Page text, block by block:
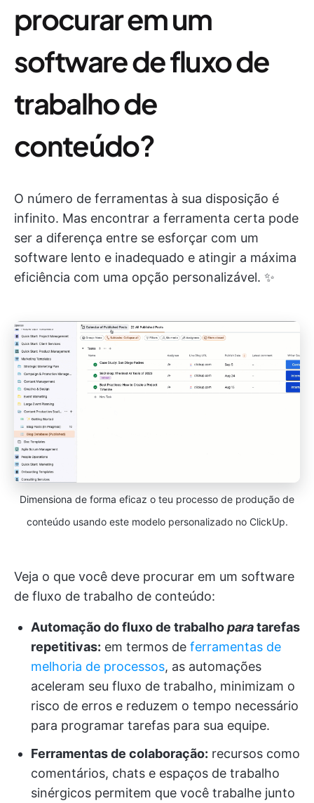
procurar em um
software de fluxo de
trabalho de
conteúdo?
O número de ferramentas à sua disposição é
infinito. Mas encontrar a ferramenta certa pode
ser a diferença entre se esforçar com um
software lento e inadequado e atingir a máxima
eficiência com uma opção personalizável. ✨
Dimensiona de forma eficaz o teu processo de produção de
conteúdo usando este modelo personalizado no ClickUp.
Veja o que você deve procurar em um software
de fluxo de trabalho de conteúdo:
Automação do fluxo de trabalhoparatarefas
repetitivas: em termos de ferramentas de
melhoria de processos, as automações
aceleram seu fluxo de trabalho, minimizam o
risco de erros e reduzem o tempo necessário
para programar tarefas para sua equipe.
Ferramentas de colaboração: recursos como
comentários, chats e espaços de trabalho
sinérgicos permitem que você trabalhe junto